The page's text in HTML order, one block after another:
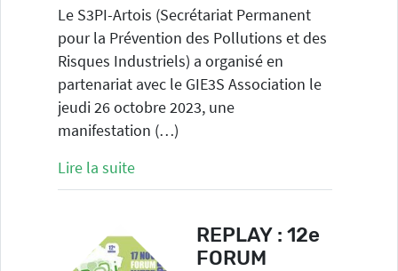
Le S3PI-Artois (Secrétariat Permanent
pour la Prévention des Pollutions et des
Risques Industriels) a organisé en
partenariat avec le GIE3S Association le
jeudi 26 octobre 2023, une
manifestation (…)
Lire la suite
REPLAY : 12e
FORUM